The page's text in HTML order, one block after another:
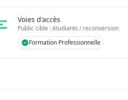
Voies d'accès
Public cible : étudiants / reconversion
Formation Professionnelle